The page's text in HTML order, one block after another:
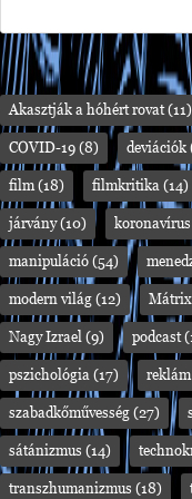
Akasztják a hóhért rovat(11)
COVID-19 (8) deviációk
film(18) filmkritika (14)
járvány(10) koronavírus
manipuláció (54)
modern világ (12) Mátrix
Nagy Izrael (9) podcast
pszichológia (17) reklám
szabadkőművesség (27)
sátánizmus (14)
transzhumanizmus (18)